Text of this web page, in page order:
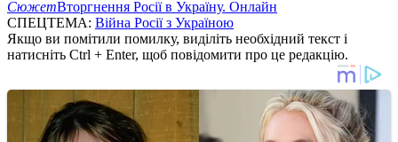
СюжетВторгнення Росії в Україну. Онлайн
СПЕЦТЕМА: Війна Росії з Україною
Якщо ви помітили помилку, виділіть необхідний текст і
натисніть Ctrl + Enter, щоб повідомити про це редакцію.